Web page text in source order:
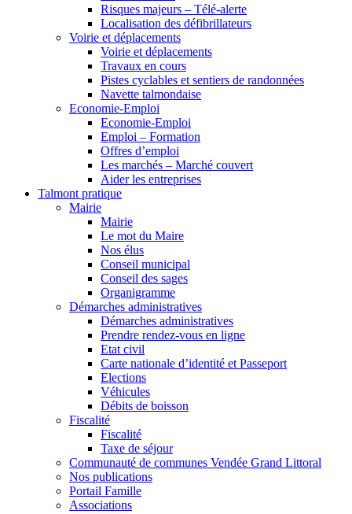
Risques majeurs – Télé-alerte
Localisation des défibrillateurs
Voirie et déplacements
Voirie et déplacements
Travaux en cours
Pistes cyclables et sentiers de randonnées
Navette talmondaise
Economie-Emploi
Economie-Emploi
Emploi – Formation
Offres d’emploi
Les marchés – Marché couvert
Aider les entreprises
Talmont pratique
Mairie
Mairie
Le mot du Maire
Nos élus
Conseil municipal
Conseil des sages
Organigramme
Démarches administratives
Démarches administratives
Prendre rendez-vous en ligne
Etat civil
Carte nationale d’identité et Passeport
Elections
Véhicules
Débits de boisson
Fiscalité
Fiscalité
Taxe de séjour
Communauté de communes Vendée Grand Littoral
Nos publications
Portail Famille
Associations